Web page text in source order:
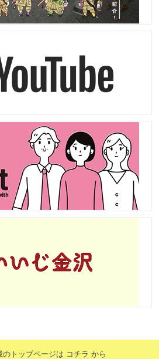
のトップページは コチラ から